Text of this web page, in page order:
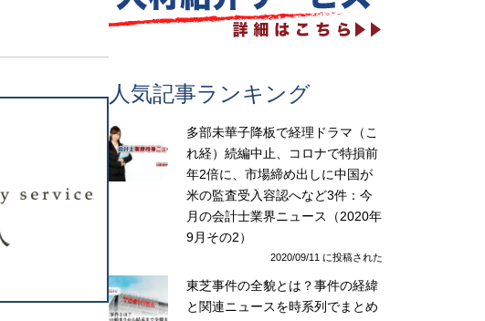
人気記事ランキング
多部未華子降板で経理ドラマ（こ
れ経）続編中止、コロナで特損前
年2倍に、市場締め出しに中国が
米の監査受入容認へなど3件：今
月の会計士業界ニュース（2020年
9月その2）
2020/09/11 に投稿された
東芝事件の全貌とは？事件の経緯
と関連ニュースを時系列でまとめ